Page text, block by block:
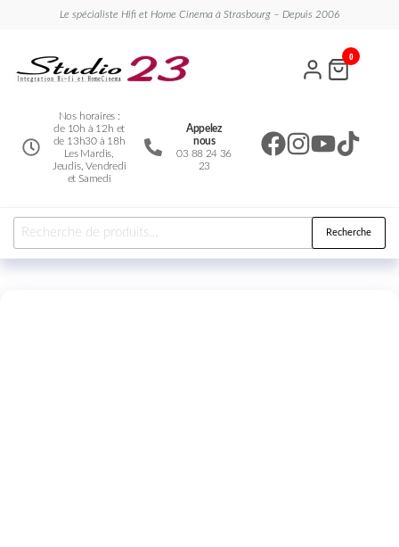
Le spécialiste Hifi et Home Cinema à Strasbourg – Depuis 2006
Nos horaires :
de 10h à 12h et
de 13h30 à 18h
Les Mardis,
Jeudis, Vendredi
et Samedi
Appelez
nous
03 88 24 36
23
0
Recherche